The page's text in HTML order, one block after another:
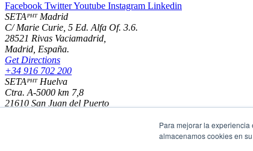
Para mejorar la experiencia
almacenamos cookies en
Facebook TwitterYoutube Instagram Linkedin
SETAᴾᴴᵀ Madrid
C/ Marie Curie, 5 Ed. Alfa Of. 3.6.
28521 Rivas Vaciamadrid,
Madrid, España.
Get Directions
+34 916 702 200
SETAᴾᴴᵀ Huelva
Ctra. A-5000 km 7,8
21610 San Juan del Puerto